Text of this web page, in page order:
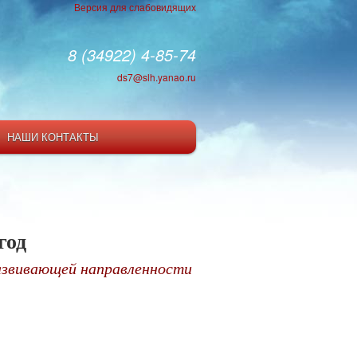
Версия для слабовидящих
8 (34922) 4-85-74
ds7@slh.yanao.ru
НАШИ КОНТАКТЫ
направленности